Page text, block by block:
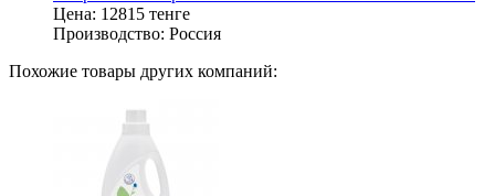
Цена: 12815 тенге
Производство: Россия
Похожие товары других компаний: